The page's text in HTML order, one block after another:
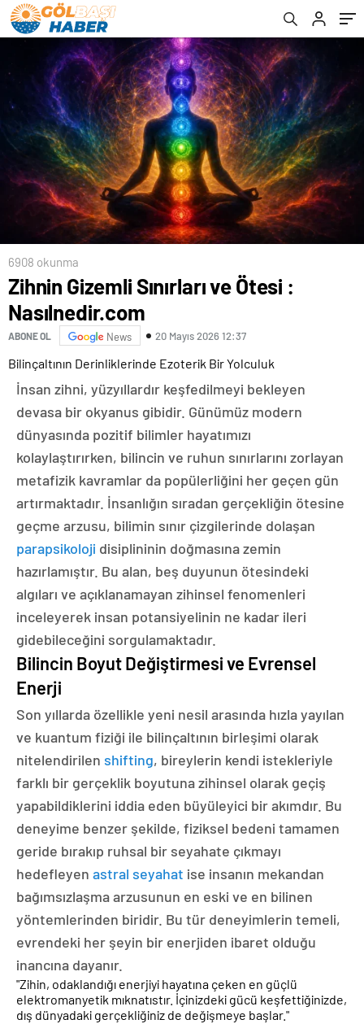
6908 okunma
Zihnin Gizemli Sınırları ve Ötesi :
Nasılnedir.com
ABONE OL News 20 Mayıs 2026 12:37
Bilinçaltının Derinliklerinde Ezoterik Bir Yolculuk
İnsan zihni, yüzyıllardır keşfedilmeyi bekleyen
devasa bir okyanus gibidir. Günümüz modern
dünyasında pozitif bilimler hayatımızı
kolaylaştırırken, bilincin ve ruhun sınırlarını zorlayan
metafizik kavramlar da popülerliğini her geçen gün
artırmaktadır. İnsanlığın sıradan gerçekliğin ötesine
geçme arzusu, bilimin sınır çizgilerinde dolaşan
parapsikoloji disiplininin doğmasına zemin
hazırlamıştır. Bu alan, beş duyunun ötesindeki
algıları ve açıklanamayan zihinsel fenomenleri
inceleyerek insan potansiyelinin ne kadar ileri
gidebileceğini sorgulamaktadır.
Bilincin Boyut Değiştirmesi ve Evrensel
Enerji
Son yıllarda özellikle yeni nesil arasında hızla yayılan
ve kuantum fiziği ile bilinçaltının birleşimi olarak
nitelendirilen shifting, bireylerin kendi istekleriyle
farklı bir gerçeklik boyutuna zihinsel olarak geçiş
yapabildiklerini iddia eden büyüleyici bir akımdır. Bu
deneyime benzer şekilde, fiziksel bedeni tamamen
geride bırakıp ruhsal bir seyahate çıkmayı
hedefleyen astral seyahat ise insanın mekandan
bağımsızlaşma arzusunun en eski ve en bilinen
yöntemlerinden biridir. Bu tür deneyimlerin temeli,
evrendeki her şeyin bir enerjiden ibaret olduğu
inancına dayanır.
"Zihin, odaklandığı enerjiyi hayatına çeken en güçlü
elektromanyetik mıknatıstır. İçinizdeki gücü keşfettiğinizde,
dış dünyadaki gerçekliğiniz de değişmeye başlar."